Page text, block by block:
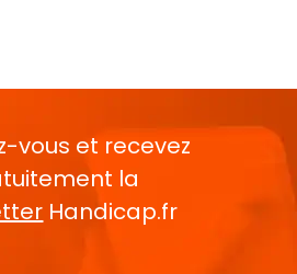
vous et recevez
la
Handicap.fr